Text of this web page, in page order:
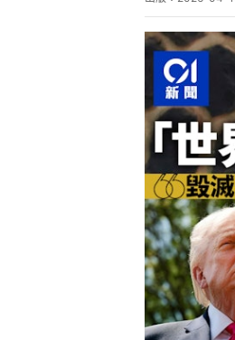
天主教
辭異常強
世界「正
譴責教宗
己的言論
路透社報道